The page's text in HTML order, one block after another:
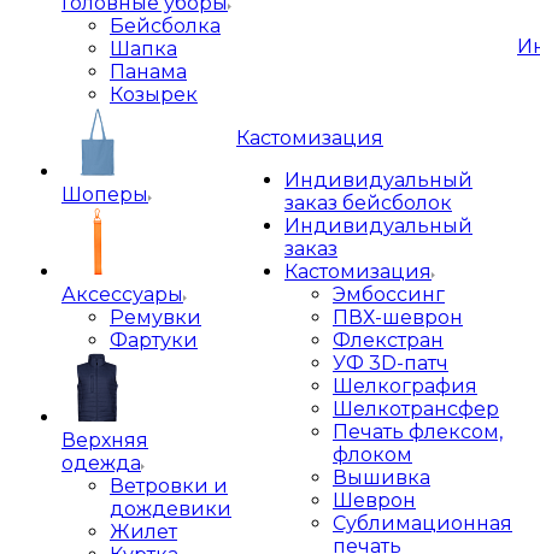
Бейсболка
Шапка
Панама
Козырек
Шоперы
Аксессуары
Ремувки
Фартуки
Верхняя
одежда
Ветровки и
дождевики
Жилет
Кастомизация
Индивидуальный
заказ бейсболок
Индивидуальный
заказ
Кастомизация
Эмбоссинг
ПВХ-шеврон
Флекстран
УФ 3D-патч
Шелкография
Шелкотрансфер
Печать флексом,
флоком
Вышивка
Шеврон
Сублимационная
печать